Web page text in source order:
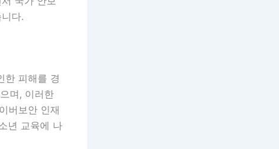
다.
한 피해를 경
며, 이러한
버보안 인재
년 교육에 나